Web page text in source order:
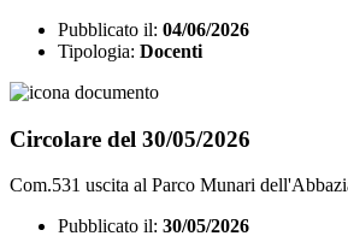
Pubblicato il: 04/06/2026
Tipologia: Docenti
Circolare del 30/05/2026
Com.531 uscita al Parco Munari
Pubblicato il: 30/05/2026